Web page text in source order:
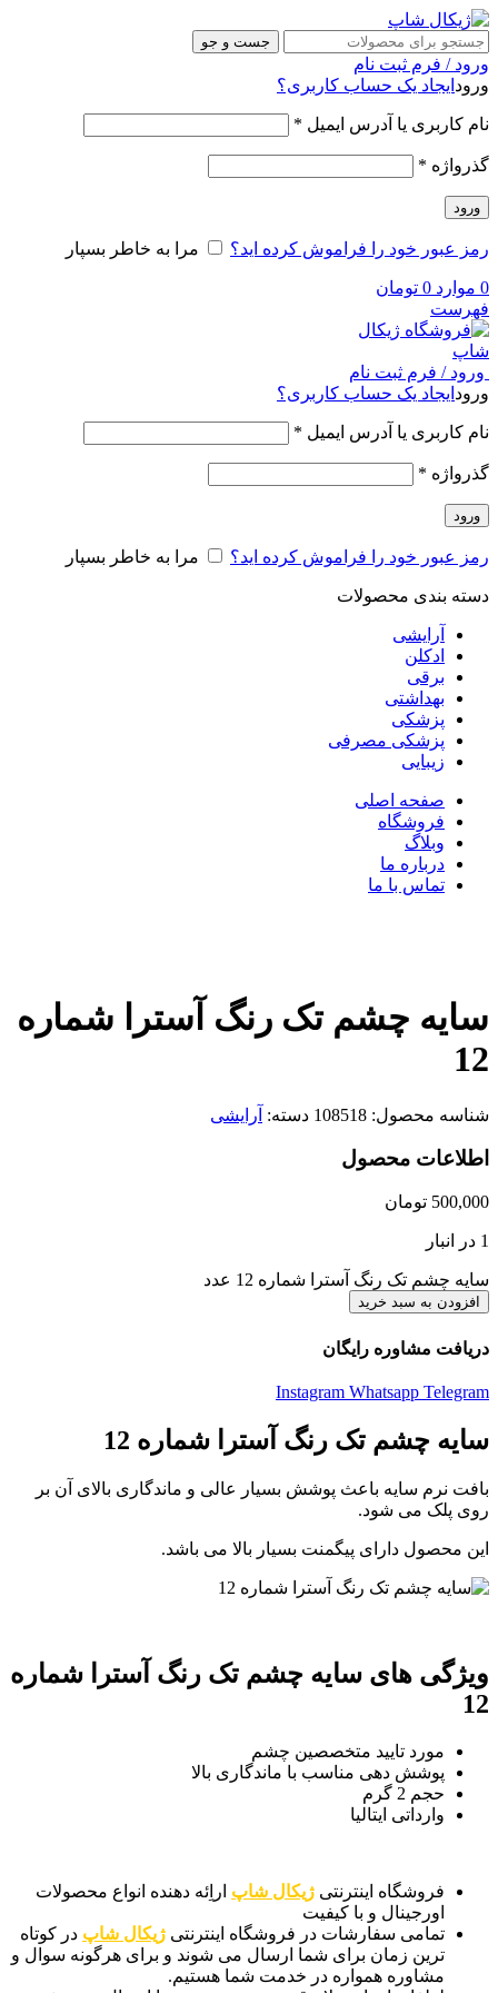
جست و جو
ورود / فرم ثبت نام
ورود ایجاد یک حساب کاربری؟
نام کاربری یا آدرس ایمیل *
گذرواژه *
ورود
رمز عبور خود را فراموش کرده اید؟ مرا به خاطر بسپار
0 موارد 0 تومان
فهرست
ورود / فرم ثبت نام
ورود ایجاد یک حساب کاربری؟
نام کاربری یا آدرس ایمیل *
گذرواژه *
ورود
رمز عبور خود را فراموش کرده اید؟ مرا به خاطر بسپار
دسته بندی محصولات
آرایشی
ادکلن
برقی
بهداشتی
پزشکی
پزشکی مصرفی
زیبایی
صفحه اصلی
فروشگاه
وبلاگ
درباره ما
تماس با ما
سایه چشم تک رنگ آسترا شماره
12
شناسه محصول: 108518 دسته: آرایشی
اطلاعات محصول
500,000 تومان
1 در انبار
سایه چشم تک رنگ آسترا شماره 12 عدد
افزودن به سبد خرید
دریافت مشاوره رایگان
Instagram Whatsapp Telegram
سایه چشم تک رنگ آسترا شماره 12
بافت نرم سایه باعث پوشش بسیار عالی و ماندگاری بالای آن بر
روی پلک می شود.
این محصول دارای پیگمنت بسیار بالا می باشد.
ویژگی های سایه چشم تک رنگ آسترا شماره
12
مورد تایید متخصصین چشم
پوشش دهی مناسب با ماندگاری بالا
حجم 2 گرم
وارداتی ایتالیا
فروشگاه اینترنتی ژیکال شاپ اراِئه دهنده انواع محصولات
اورجینال و با کیفیت
تمامی سفارشات در فروشگاه اینترنتی ژیکال شاپ در کوتاه
ترین زمان برای شما ارسال می شوند و برای هرگونه سوال و
مشاوره همواره در خدمت شما هستیم.